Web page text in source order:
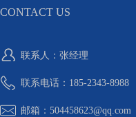
CONTACT US
联系人：张经理
联系电话：185-2343-8988
邮箱：504458623@qq.com